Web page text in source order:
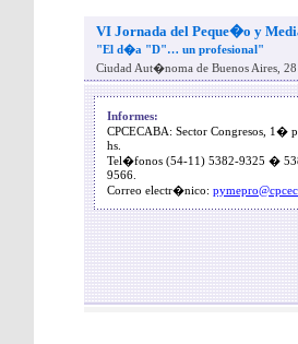
VI Jornada del Peque�o y
"El d�a "D"… un profesional"
Ciudad Aut�noma de Buenos Aires,
Informes:
CPCECABA: Sector Congresos, 1�
hs.
Tel�fonos (54-11) 5382-9325 �
9566.
Correo electr�nico: